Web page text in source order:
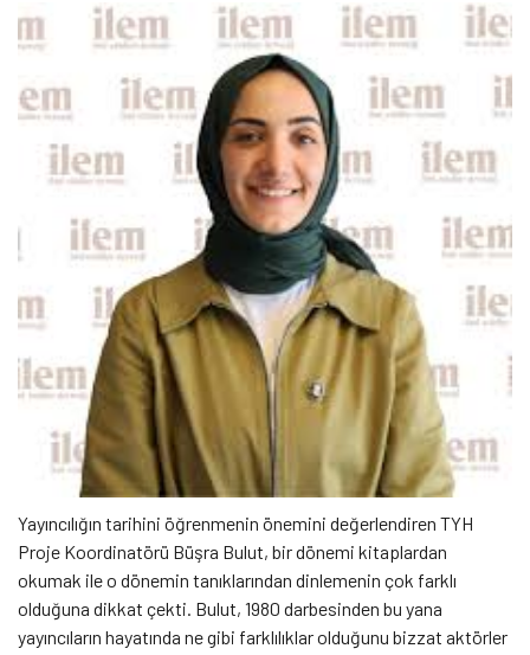
Yayıncılığın tarihini öğrenmenin önemini değerlendiren TYH
Proje Koordinatörü Büşra Bulut, bir dönemi kitaplardan
okumak ile o dönemin tanıklarından dinlemenin çok farklı
olduğuna dikkat çekti. Bulut, 1980 darbesinden bu yana
yayıncıların hayatında ne gibi farklılıklar olduğunu bizzat aktörler